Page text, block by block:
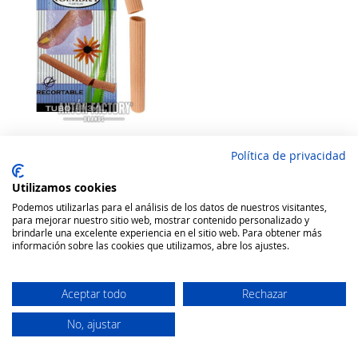
Rating:
100
% of100
7,94 €
Añadir a la cesta
Política de privacidad
Utilizamos cookies
Podemos utilizarlas para el análisis de los datos de nuestros visitantes,
para mejorar nuestro sitio web, mostrar contenido personalizado y
brindarle una excelente experiencia en el sitio web. Para obtener más
información sobre las cookies que utilizamos, abre los ajustes.
Aceptar todo Rechazar
No, ajustar